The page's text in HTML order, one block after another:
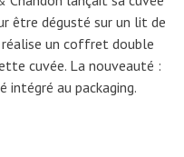
être dégusté sur un lit de
réalise un coffret double
cuvée. La nouveauté :
intégré au packaging.